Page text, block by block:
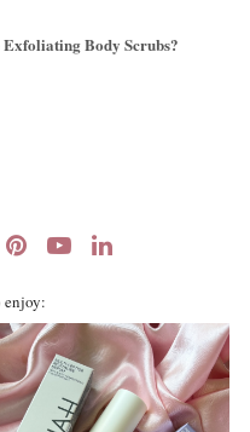
Body Scrubs?
enjoy: